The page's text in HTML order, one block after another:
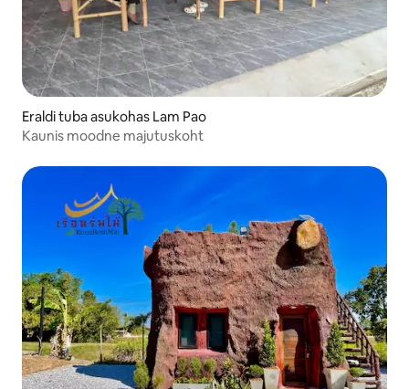
Eraldi tuba asukohas Lam Pao
Kaunis moodne majutuskoht